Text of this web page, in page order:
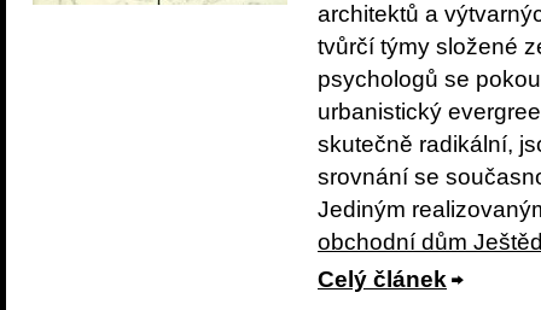
architektů a
tvůrčí týmy složené
psychologů se
urbanistický
skutečně radikální,
srovnání se
Jediným
obchodní dům
Celý článek